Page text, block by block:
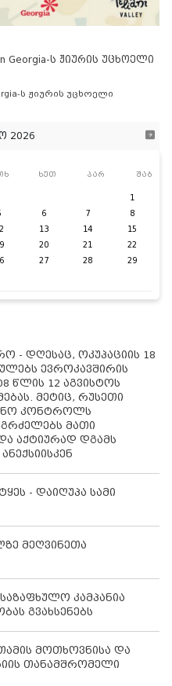
in Georgia-ს ჟიურის უცხოელი
ს ჟიურის უცხოელი
2026
ხუთ პარ შაბ
1
6 7
8
13 14
15
20 21
22
27 28
29
- დღესაც, ოკუპაციის 18
ევროკავშირის
წლის 12 აგვისტოს
მეტიც, რუსეთი
კონტროლს
მათი
აქტიურად დგამს
- დაიღუპა სამი
მეღვინეთა
კამპანია
გვახსენებს
მოთხოვნისა და
თანამშრომელი